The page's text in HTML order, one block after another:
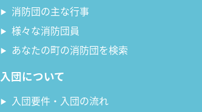
消防団の主な行事
様々な消防団員
あなたの町の消防団を検索
入団について
入団要件・入団の流れ